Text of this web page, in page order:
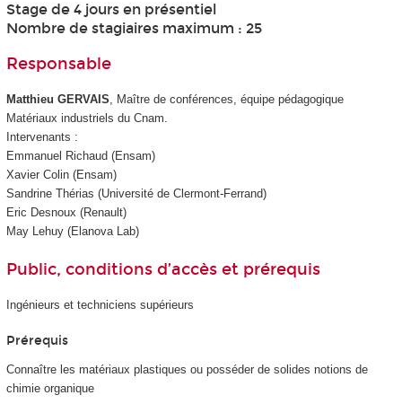
Stage de 4 jours en présentiel
Nombre de stagiaires maximum : 25
Responsable
Matthieu GERVAIS , Maître de conférences, équipe pédagogique
Matériaux industriels du Cnam.
Intervenants :
Emmanuel Richaud (Ensam)
Xavier Colin (Ensam)
Sandrine Thérias (Université de Clermont-Ferrand)
Eric Desnoux (Renault)
May Lehuy (Elanova Lab)
Public, conditions d’accès et prérequis
Ingénieurs et techniciens supérieurs
Prérequis
Connaître les matériaux plastiques ou posséder de solides notions de
chimie organique